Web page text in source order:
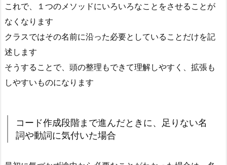
これで、１つのメソッドにいろいろなことをさせることが
なくなります
クラスではその名前に沿った必要としていることだけを記
述します
そうすることで、頭の整理もできて理解しやすく、拡張も
しやすいものになります
コード作成段階まで進んだときに、足りない名
詞や動詞に気付いた場合